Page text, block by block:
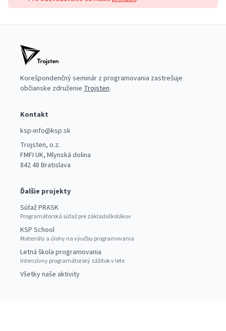
Korešpondenčný seminár z programovania zastrešuje
občianske združenie Trojsten.
Kontakt
ksp-info@ksp.sk
Trojsten, o.z.
FMFI UK, Mlynská dolina
842 48 Bratislava
Ďalšie projekty
Súťaž PRASK
Programátorská súťaž pre základoškolákov
KSP School
Materiály a úlohy na výučbu programovania
Letná škola programovania
Intenzívny programátorský zážitok v lete
Všetky naše aktivity